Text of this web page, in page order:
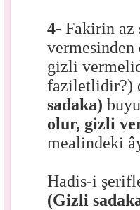
4-Fakirin az
vermesinden
gizli
faziletlidir?)
sadaka)
olur, gizli
mealindeki
Hadis-i
(Gizli